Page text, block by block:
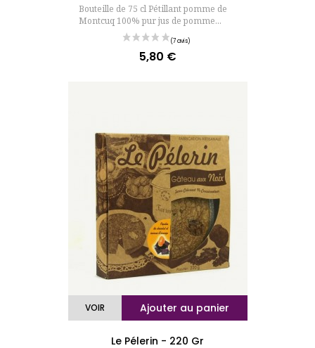
Bouteille de 75 cl Pétillant pomme de
Montcuq 100% pur jus de pomme...
Prix
5,80 €
Ajouter au panier
VOIR
Le Pélerin - 220 Gr